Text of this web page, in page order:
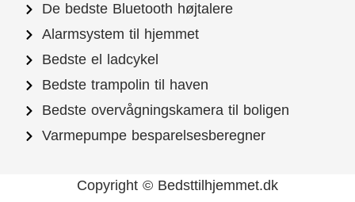
De bedste Bluetooth højtalere
Alarmsystem til hjemmet
Bedste el ladcykel
Bedste trampolin til haven
Bedste overvågningskamera til boligen
Varmepumpe besparelsesberegner
Copyright © Bedsttilhjemmet.dk